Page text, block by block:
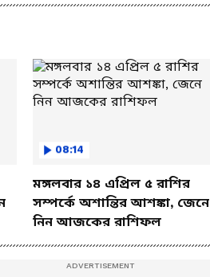
08:14
মঙ্গলবার ১৪ এপ্রিল ৫ রাশির
সম্পর্কে অশান্তির আশঙ্কা, জেনে
নিন আজকের রাশিফল